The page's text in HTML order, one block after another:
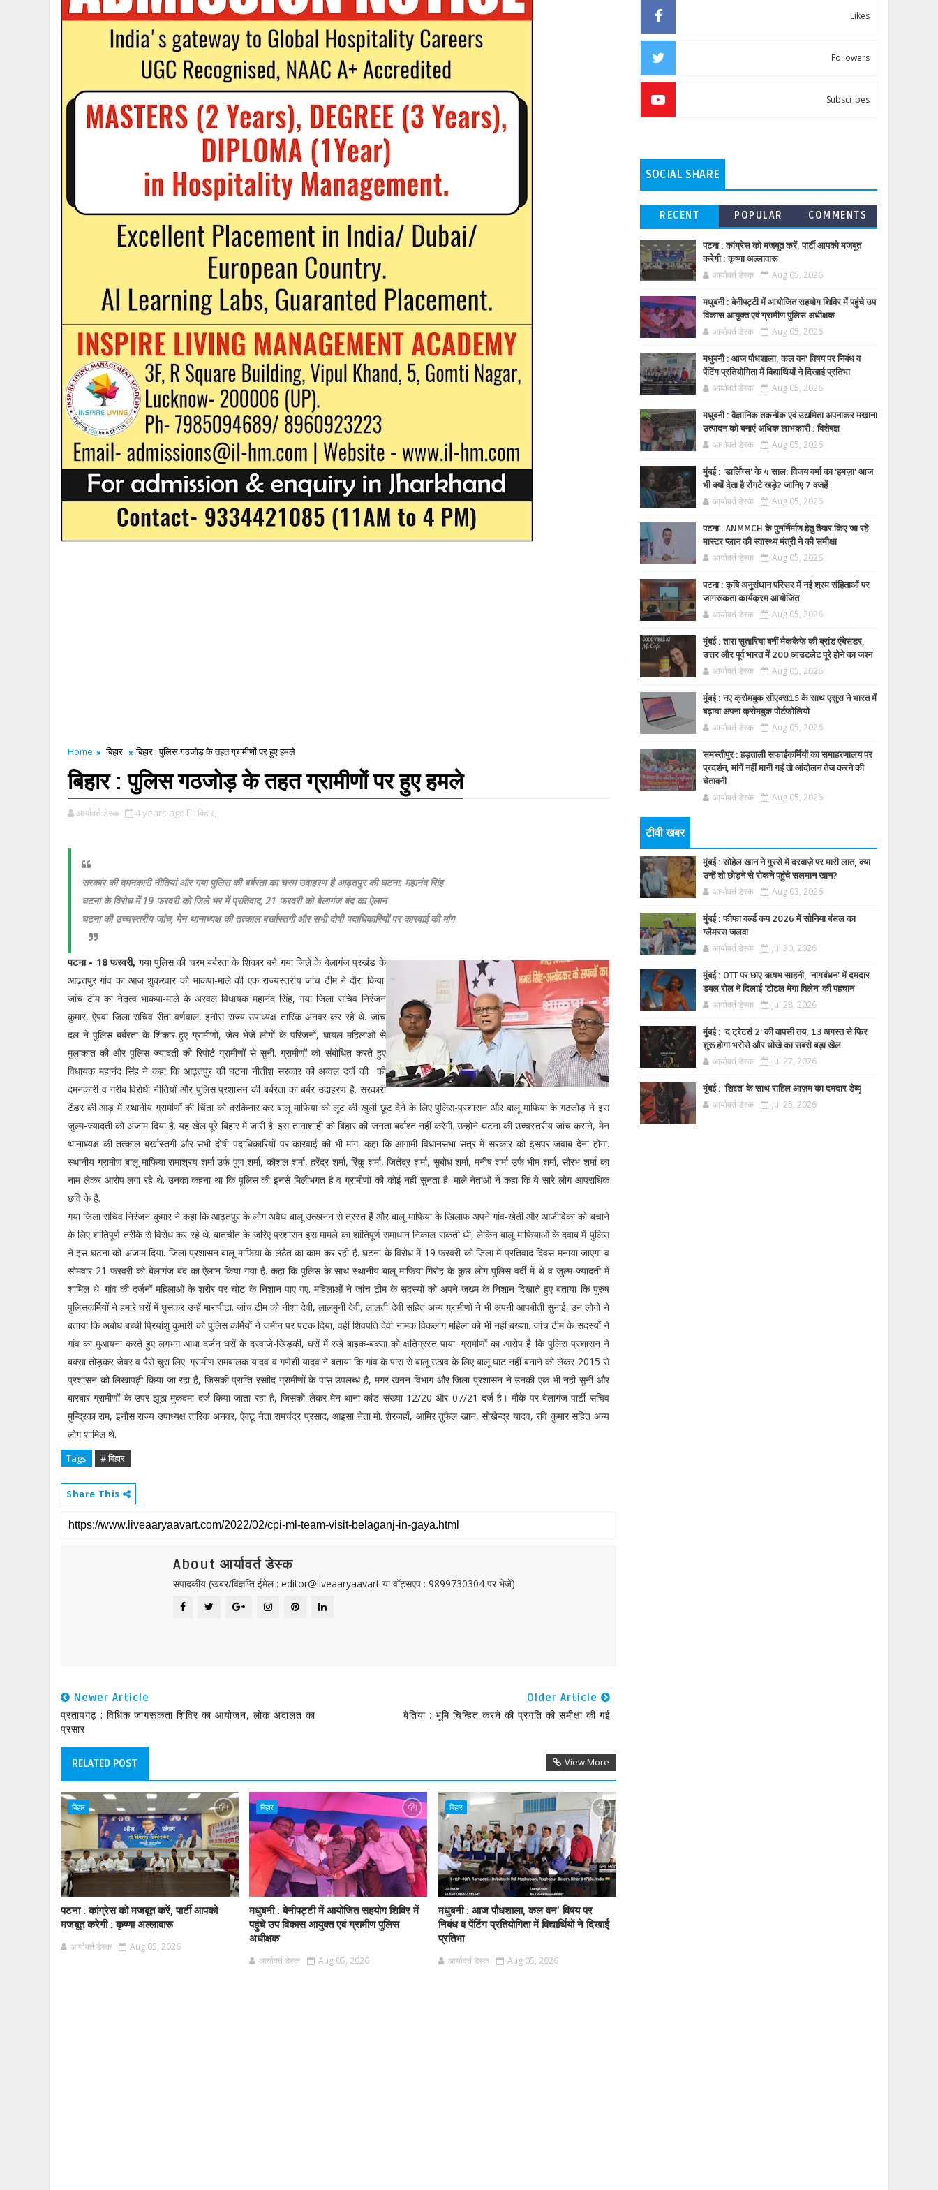
Home बिहार बिहार : पुलिस गठजोड़ के तहत ग्रामीणों पर हुए हमले
बिहार : पुलिस गठजोड़ के तहत ग्रामीणों पर हुए हमले
आर्यावर्त डेस्क 4 years ago बिहार,
सरकार की दमनकारी नीतियां और गया पुलिस की बर्बरता का चरम उदाहरण है आढ़तपुर की घटना: महानंद सिंह
घटना के विरोध में 19 फरवरी को जिले भर में प्रतिवाद, 21 फरवरी को बेलागंज बंद का ऐलान
घटना की उच्चस्तरीय जांच, मेन थानाध्यक्ष की तत्काल बर्खास्तगी और सभी दोषी पदाधिकारियों पर कारवाई की मांग
पटना - 18 फरवरी, गया पुलिस की चरम बर्बरता के शिकार बने गया जिले के बेलागंज प्रखंड के
आढ़तपुर गांव का आज शुक्रवार को भाकपा-माले की एक राज्यस्तरीय जांच टीम ने दौरा किया.
जांच टीम का नेतृत्व भाकपा-माले के अरवल विधायक महानंद सिंह, गया जिला सचिव निरंजन
कुमार, ऐपवा जिला सचिव रीता वर्णवाल, इनौस राज्य उपाध्यक्ष तारिक अनवर कर रहे थे. जांच
दल ने पुलिस बर्बरता के शिकार हुए ग्रामीणों, जेल भेजे लोगों के परिजनों, घायल महिलाओं से
मुलाकात की और पुलिस ज्यादती की रिपोर्ट ग्रामीणों से सुनी. ग्रामीणों को संबोधित करते हुए
विधायक महानंद सिंह ने कहा कि आढ़तपुर की घटना नीतीश सरकार की अव्वल दर्जे की की
दमनकारी व गरीब विरोधी नीतियों और पुलिस प्रशासन की बर्बरता का बर्बर उदाहरण है. सरकारी
टेंडर की आड़ में स्थानीय ग्रामीणों की चिंता को दरकिनार कर बालू माफिया को लूट की खुली छूट देने के लिए पुलिस-प्रशासन और बालू माफिया के गठजोड़ ने इस
जुल्म-ज्यादती को अंजाम दिया है. यह खेल पूरे बिहार में जारी है. इस तानाशाही को बिहार की जनता बर्दाश्त नहीं करेगी. उन्होंने घटना की उच्चस्तरीय जांच कराने, मेन
थानाध्यक्ष की तत्काल बर्खास्तगी और सभी दोषी पदाधिकारियों पर कारवाई की भी मांग. कहा कि आगामी विधानसभा सत्र में सरकार को इसपर जवाब देना होगा.
स्थानीय ग्रामीण बालू माफिया रामाश्रय शर्मा उर्फ पुण शर्मा, कौशल शर्मा, हरेंद्र शर्मा, रिंकू शर्मा, जितेंद्र शर्मा, सुबोध शर्मा, मनीष शर्मा उर्फ भीम शर्मा, सौरभ शर्मा का
नाम लेकर आरोप लगा रहे थे. उनका कहना था कि पुलिस की इनसे मिलीभगत है व ग्रामीणों की कोई नहीं सुनता है. माले नेताओं ने कहा कि ये सारे लोग आपराधिक
छवि के हैं.
गया जिला सचिव निरंजन कुमार ने कहा कि आढ़तपुर के लोग अवैध बालू उत्खनन से त्रस्त हैं और बालू माफिया के खिलाफ अपने गांव-खेती और आजीविका को बचाने
के लिए शांतिपूर्ण तरीके से विरोध कर रहे थे. बातचीत के जरिए प्रशासन इस मामले का शांतिपूर्ण समाधान निकाल सकती थी, लेकिन बालू माफियाओं के दवाब में पुलिस
ने इस घटना को अंजाम दिया. जिला प्रशासन बालू माफिया के लठैत का काम कर रही है. घटना के विरोध में 19 फरवरी को जिला में प्रतिवाद दिवस मनाया जाएगा व
सोमवार 21 फरवरी को बेलागंज बंद का ऐलान किया गया है. कहा कि पुलिस के साथ स्थानीय बालू माफिया गिरोह के कुछ लोग पुलिस वर्दी में थे व जुल्म-ज्यादती में
शामिल थे. गांव की दर्जनों महिलाओं के शरीर पर चोट के निशान पाए गए. महिलाओं ने जांच टीम के सदस्यों को अपने जख्म के निशान दिखाते हुए बताया कि पुरुष
पुलिसकर्मियों ने हमारे घरों में घुसकर उन्हें मारापीटा. जांच टीम को नीशा देवी, लालमुनी देवी, लालती देवी सहित अन्य ग्रामीणों ने भी अपनी आपबीती सुनाई. उन लोगों ने
बताया कि अबोध बच्ची प्रियांशु कुमारी को पुलिस कर्मियों ने जमीन पर पटक दिया, वहीं शिवपति देवी नामक विकलांग महिला को भी नहीं बख्शा. जांच टीम के सदस्यों ने
गांव का मुआयना करते हुए लगभग आधा दर्जन घरों के दरवाजे-खिड़की, घरों में रखे बाइक-बक्सा को क्षतिग्रस्त पाया. ग्रामीणों का आरोप है कि पुलिस प्रशासन ने
बक्सा तोड़कर जेवर व पैसे चुरा लिए. ग्रामीण रामबालक यादव व गणेशी यादव ने बताया कि गांव के पास से बालू उठाव के लिए बालू घाट नहीं बनाने को लेकर 2015 से
प्रशासन को लिखापढ़ी किया जा रहा है, जिसकी प्राप्ति रसाीद ग्रामीणों के पास उपलब्ध है, मगर खनन विभाग और जिला प्रशासन ने उनकी एक भी नहीं सुनी और
बारबार ग्रामीणों के उपर झूठा मुकदमा दर्ज किया जाता रहा है, जिसको लेकर मेन थाना कांड संख्या 12/20 और 07/21 दर्ज है। मौके पर बेलागंज पार्टी सचिव
मुन्द्रिका राम, इनौस राज्य उपाध्यक्ष तारिक अनवर, ऐक्टू नेता रामचंद्र प्रसाद, आइसा नेता मो. शेरजहाँ, आमिर तुफैल खान, सोखेन्द्र यादव, रवि कुमार सहित अन्य
लोग शामिल थे.
Tags # बिहार
Share This
About आर्यावर्त डेस्क
संपादकीय (खबर/विज्ञप्ति ईमेल : editor@liveaaryaavart या वॉट्सएप : 9899730304 पर भेजें)
Newer Article
प्रतापगढ़ : विधिक जागरूकता शिविर का आयोजन, लोक अदालत का
प्रसार
Older Article
बेतिया : भूमि चिन्हित करने की प्रगति की समीक्षा की गई
RELATED POST View More
बिहार
पटना : कांग्रेस को मजबूत करें, पार्टी आपको
मजबूत करेगी : कृष्णा अल्लावारू
आर्यावर्त डेस्क Aug 05, 2026
बिहार
मधुबनी : बेनीपट्टी में आयोजित सहयोग शिविर में
पहुंचे उप विकास आयुक्त एवं ग्रामीण पुलिस
अधीक्षक
आर्यावर्त डेस्क Aug 05, 2026
बिहार
मधुबनी : आज पौधशाला, कल वन' विषय पर
निबंध व पेंटिंग प्रतियोगिता में विद्यार्थियों ने दिखाई
प्रतिभा
आर्यावर्त डेस्क Aug 05, 2026
Likes
Followers
Subscribes
SOCIAL SHARE
RECENT POPULAR COMMENTS
पटना : कांग्रेस को मजबूत करें, पार्टी आपको मजबूत
करेगी : कृष्णा अल्लावारू
आर्यावर्त डेस्क Aug 05, 2026
मधुबनी : बेनीपट्टी में आयोजित सहयोग शिविर में पहुंचे उप
विकास आयुक्त एवं ग्रामीण पुलिस अधीक्षक
आर्यावर्त डेस्क Aug 05, 2026
मधुबनी : आज पौधशाला, कल वन' विषय पर निबंध व
पेंटिंग प्रतियोगिता में विद्यार्थियों ने दिखाई प्रतिभा
आर्यावर्त डेस्क Aug 05, 2026
मधुबनी : वैज्ञानिक तकनीक एवं उद्यमिता अपनाकर मखाना
उत्पादन को बनाएं अधिक लाभकारी : विशेषज्ञ
आर्यावर्त डेस्क Aug 05, 2026
मुंबई : 'डार्लिंग्स' के 4 साल: विजय वर्मा का 'हमज़ा' आज
भी क्यों देता है रोंगटे खड़े? जानिए 7 वजहें
आर्यावर्त डेस्क Aug 05, 2026
पटना : ANMMCH के पुनर्निर्माण हेतु तैयार किए जा रहे
मास्टर प्लान की स्वास्थ्य मंत्री ने की समीक्षा
आर्यावर्त डेस्क Aug 05, 2026
पटना : कृषि अनुसंधान परिसर में नई श्रम संहिताओं पर
जागरूकता कार्यक्रम आयोजित
आर्यावर्त डेस्क Aug 05, 2026
मुंबई : तारा सुतारिया बनीं मैककैफे की ब्रांड एंबेसडर,
उत्तर और पूर्व भारत में 200 आउटलेट पूरे होने का जश्न
आर्यावर्त डेस्क Aug 05, 2026
मुंबई : नए क्रोमबुक सीएक्स15 के साथ एसुस ने भारत में
बढ़ाया अपना क्रोमबुक पोर्टफोलियो
आर्यावर्त डेस्क Aug 05, 2026
समस्तीपुर : हड़ताली सफाईकर्मियों का समाहरणालय पर
प्रदर्शन, मांगें नहीं मानी गईं तो आंदोलन तेज करने की
चेतावनी
आर्यावर्त डेस्क Aug 05, 2026
टीवी खबर
मुंबई : सोहेल खान ने गुस्से में दरवाज़े पर मारी लात, क्या
उन्हें शो छोड़ने से रोकने पहुंचे सलमान खान?
आर्यावर्त डेस्क Aug 03, 2026
मुंबई : फीफा वर्ल्ड कप 2026 में सोनिया बंसल का
ग्लैमरस जलवा
आर्यावर्त डेस्क Jul 30, 2026
मुंबई : OTT पर छाए ऋषभ साहनी, 'नागबंधन' में दमदार
डबल रोल ने दिलाई 'टोटल मेगा विलेन' की पहचान
आर्यावर्त डेस्क Jul 28, 2026
मुंबई : 'द ट्रेटर्स 2' की वापसी तय, 13 अगस्त से फिर
शुरू होगा भरोसे और धोखे का सबसे बड़ा खेल
आर्यावर्त डेस्क Jul 27, 2026
मुंबई : 'शिद्दत' के साथ राहिल आज़म का दमदार डेब्यू
आर्यावर्त डेस्क Jul 25, 2026